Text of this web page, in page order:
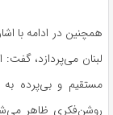
همچنین در ادامه با
لبنان می‌پردازد،
مستقیم و بی‌پرده
روشن‌فکری ظاهر